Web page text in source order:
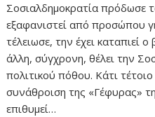
Σοσιαλδημοκρατία πρόδωσε
εξαφανιστεί από προσώπου
τέλειωσε, την έχει καταπιεί
άλλη, σύγχρονη, θέλει την
πολιτικού πόθου. Κάτι
συνάθροιση της «Γέφυρας»
επιθυμεί…